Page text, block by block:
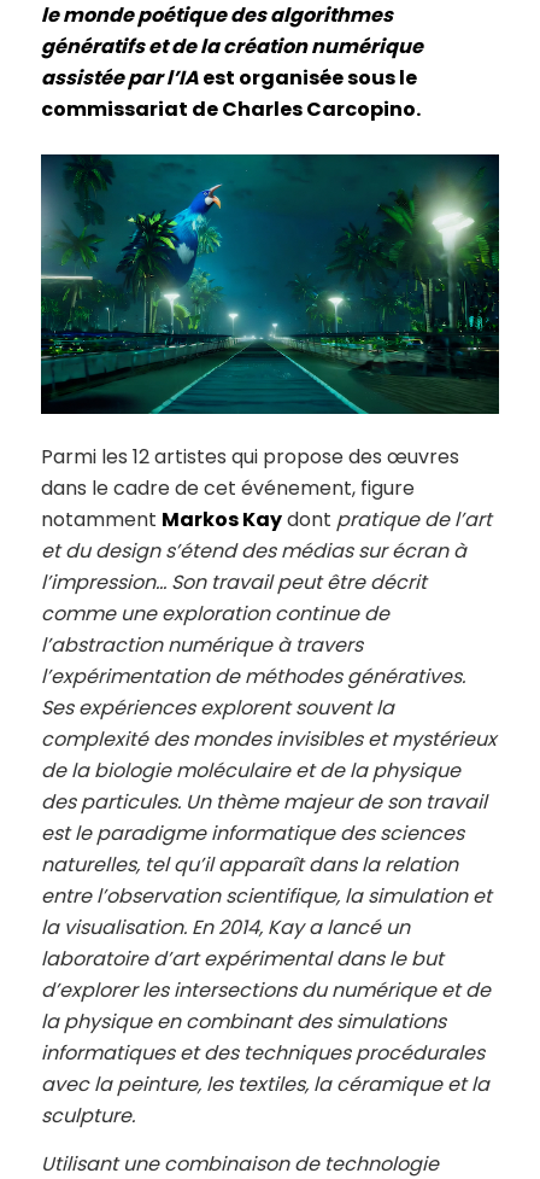
le monde poétique des algorithmes
génératifs et de la création numérique
assistée par l’IAest organisée sous le
commissariat deCharles Carcopino.
Parmi les 12 artistes qui propose des œuvres
dans le cadre de cet événement, figure
notamment Markos Kaydont pratique de l’art
et du design s’étend des médias sur écran à
l’impression… Son travail peut être décrit
comme une exploration continue de
l’abstraction numérique à travers
l’expérimentation de méthodes génératives.
Ses expériences explorent souvent la
complexité des mondes invisibles et mystérieux
de la biologie moléculaire et de la physique
des particules. Un thème majeur de son travail
est le paradigme informatique des sciences
naturelles, tel qu’il apparaît dans la relation
entre l’observation scientifique, la simulation et
la visualisation. En 2014, Kay a lancé un
laboratoire d’art expérimental dans le but
d’explorer les intersections du numérique et de
la physique en combinant des simulations
informatiques et des techniques procédurales
avec la peinture, les textiles, la céramique et la
sculpture.
Utilisant une combinaison de technologie